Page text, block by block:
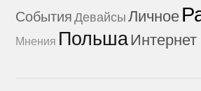
СобытияДевайсыЛичное
Мнения ПольшаИнтернет